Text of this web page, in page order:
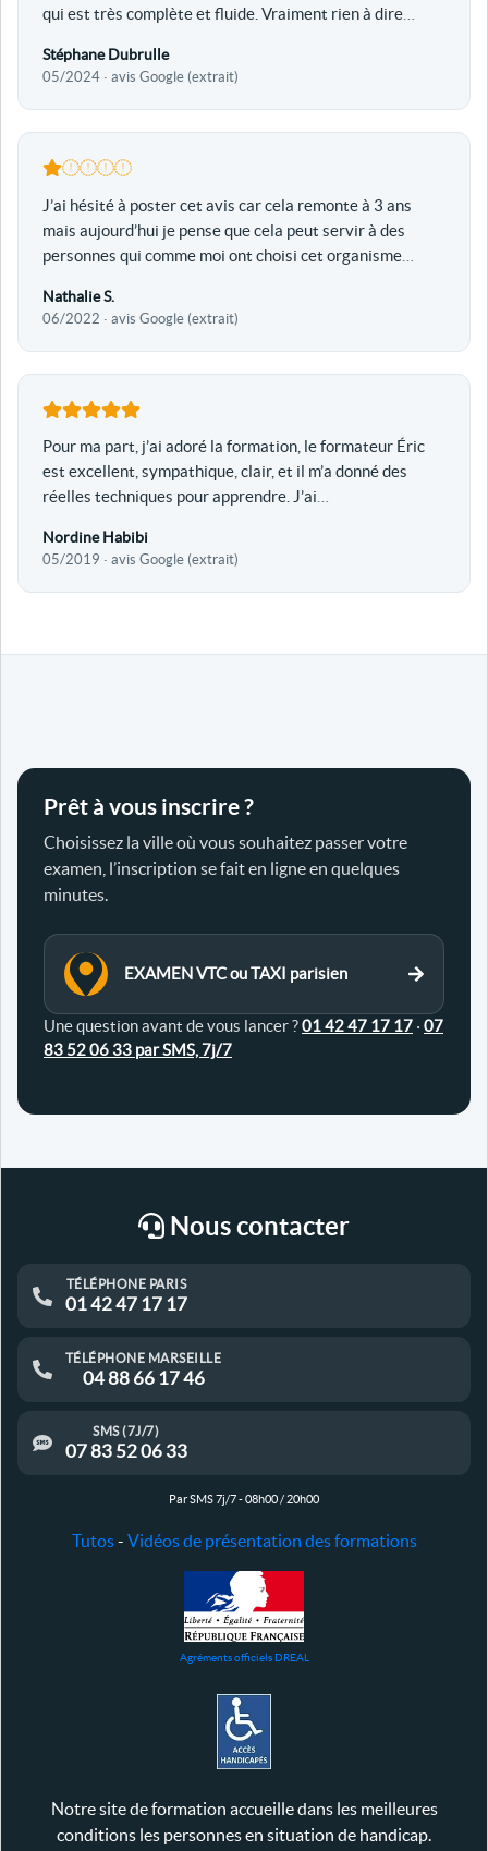
qui est très complète et fluide. Vraiment rien à dire…
Stéphane Dubrulle
05/2024 · avis Google (extrait)
J’ai hésité à poster cet avis car cela remonte à 3 ans
mais aujourd’hui je pense que cela peut servir à des
personnes qui comme moi ont choisi cet organisme…
Nathalie S.
06/2022 · avis Google (extrait)
Pour ma part, j’ai adoré la formation, le formateur Éric
est excellent, sympathique, clair, et il m’a donné des
réelles techniques pour apprendre. J’ai
Nordine Habibi
05/2019 · avis Google (extrait)
Prêt à vous inscrire ?
Choisissez la ville où vous souhaitez passer votre
examen, l’inscription se fait en ligne en quelques
minutes.
EXAMEN VTC ou TAXI parisien
Une question avant de vous lancer ?01 42 47 17 17 · 07
83 52 06 33 par SMS, 7j/7
Nous contacter
TÉLÉPHONE PARIS
01 42 47 17 17
TÉLÉPHONE MARSEILLE
04 88 66 17 46
SMS (7J/7)
07 83 52 06 33
Par SMS 7j/7 - 08h00 / 20h00
Tutos- Vidéos de présentation des formations
Agréments officiels DREAL
Notre site de formation accueille dans les meilleures
conditions les personnes en situation de handicap.